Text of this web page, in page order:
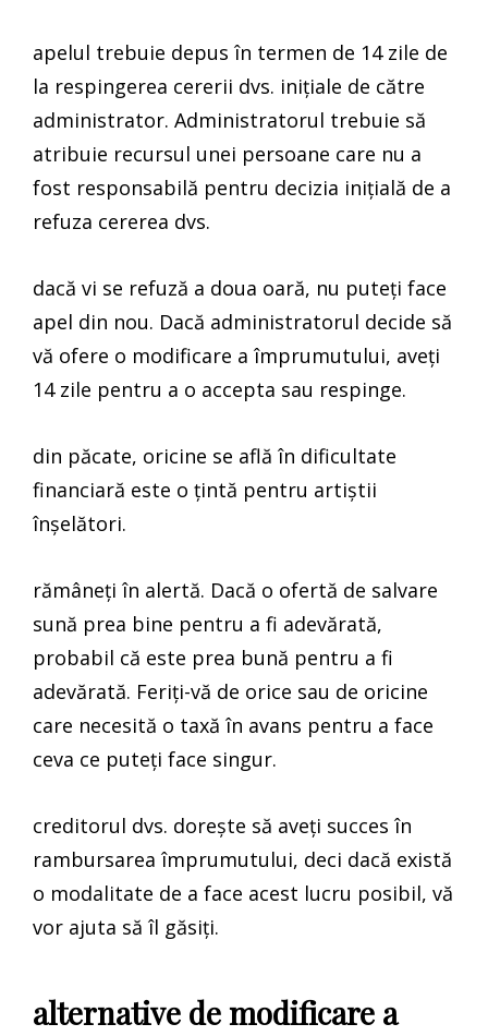
apelul trebuie depus în termen de 14 zile de
la respingerea cererii dvs. inițiale de către
administrator. Administratorul trebuie să
atribuie recursul unei persoane care nu a
fost responsabilă pentru decizia inițială de a
refuza cererea dvs.
dacă vi se refuză a doua oară, nu puteți face
apel din nou. Dacă administratorul decide să
vă ofere o modificare a împrumutului, aveți
14 zile pentru a o accepta sau respinge.
din păcate, oricine se află în dificultate
financiară este o țintă pentru artiștii
înșelători.
rămâneți în alertă. Dacă o ofertă de salvare
sună prea bine pentru a fi adevărată,
probabil că este prea bună pentru a fi
adevărată. Feriți-vă de orice sau de oricine
care necesită o taxă în avans pentru a face
ceva ce puteți face singur.
creditorul dvs. dorește să aveți succes în
rambursarea împrumutului, deci dacă există
o modalitate de a face acest lucru posibil, vă
vor ajuta să îl găsiți.
alternative de modificare a